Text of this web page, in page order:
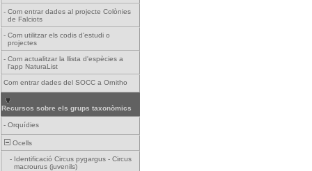
- Com entrar dades al projecte Colònies
de Falciots
- Com utilitzar els codis d'estudi o
projectes
- Com actualitzar la llista d'espècies a
l'app NaturaList
Com entrar dades del SOCC a Ornitho
Recursos sobre els grups taxonòmics
- Orquídies
Ocells
- Identificació Circus pygargus - Circus
macrourus (juvenils)